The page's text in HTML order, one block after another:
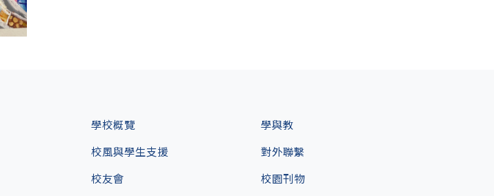
學校概覽
學與教
校風與學生支援
對外聯繫
校友會 校園刊物